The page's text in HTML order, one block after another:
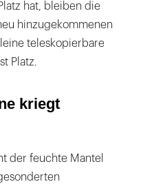
hat, bleiben die
hinzugekommenen
teleskopierbare
Platz.
kriegt
der feuchte Mantel